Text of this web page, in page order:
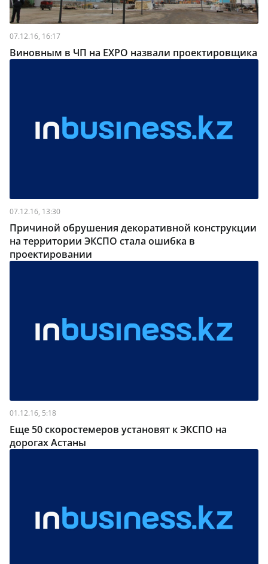
07.12.16, 16:17
Виновным в ЧП на EXPO назвали проектировщика
07.12.16, 13:30
Причиной обрушения декоративной конструкции
на территории ЭКСПО стала ошибка в
проектировании
01.12.16, 5:18
Еще 50 скоростемеров установят к ЭКСПО на
дорогах Астаны